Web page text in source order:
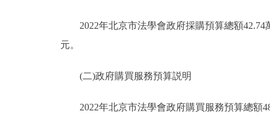
2022年北京市法學會政府採購預算總額42.74
元。
(二)政府購買服務預算説明
2022年北京市法學會政府購買服務預算總額